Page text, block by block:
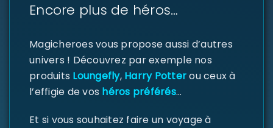
ou e-mail*
de passe*
Encore plus de héros…
Magicheroes vous propose aussi d’autres
univers ! Découvrez par exemple nos
produits Loungefly,Harry Potterou ceux à
l’effigie de vos héros préférés…
Et si vous souhaitez faire un voyage à